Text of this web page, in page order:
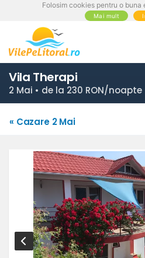
Folosim cookies pentru o buna
Mai mult
Vila Therapi
2 Mai • de la 230 RON/noapte
« Cazare 2 Mai